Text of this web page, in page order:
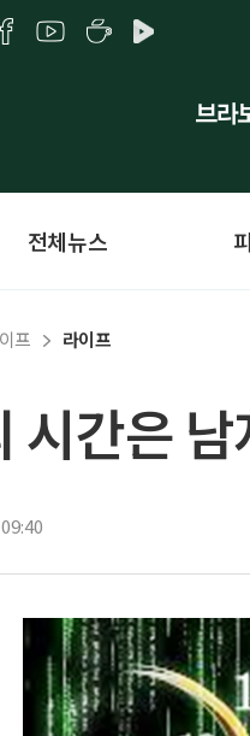
전체뉴스
프 라이프
시간은